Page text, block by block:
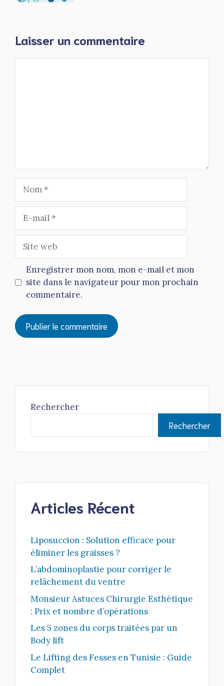
Laisser un commentaire
Nom
E-
mail
Site
web
Enregistrer mon nom, mon e-mail et mon
site dans le navigateur pour mon prochain
commentaire.
Rechercher
Rechercher
Articles Récent
Liposuccion : Solution efficace pour
éliminer les graisses ?
L’abdominoplastie pour corriger le
relâchement du ventre
Monsieur Astuces Chirurgie Esthétique
: Prix et nombre d’opérations
Les 5 zones du corps traitées par un
Body lift
Le Lifting des Fesses en Tunisie : Guide
Complet